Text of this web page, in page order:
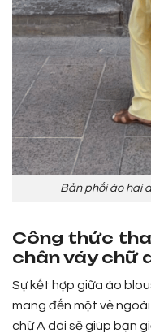
Bản phối áo hai
Công thức
chân váy chữ
Sự kết hợp giữa áo
mang đến một vẻ
chữ A dài sẽ giúp bạn